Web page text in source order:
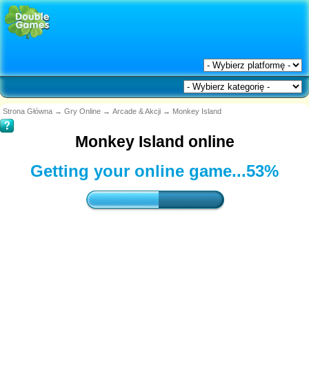
Strona Główna → Gry Online → Arcade & Akcji → Monkey Island
Monkey Island online
Getting your online game...53%